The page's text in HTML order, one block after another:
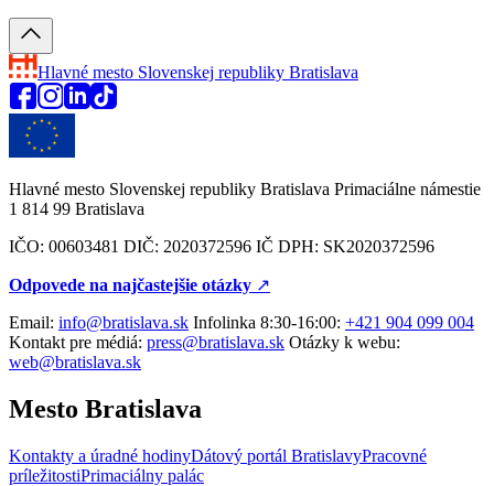
Hlavné mesto Slovenskej republiky Bratislava
Hlavné mesto Slovenskej republiky Bratislava Primaciálne námestie
1 814 99 Bratislava
IČO: 00603481 DIČ: 2020372596 IČ DPH: SK2020372596
Odpovede na najčastejšie otázky ↗︎
Email: info@bratislava.sk Infolinka 8:30-16:00: +421 904 099 004
Kontakt pre médiá: press@bratislava.sk Otázky k webu:
web@bratislava.sk
Mesto Bratislava
Kontakty a úradné hodinyDátový portál BratislavyPracovné
príležitostiPrimaciálny palác